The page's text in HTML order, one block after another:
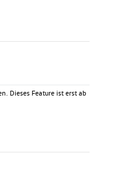
Dieses Feature ist erst ab